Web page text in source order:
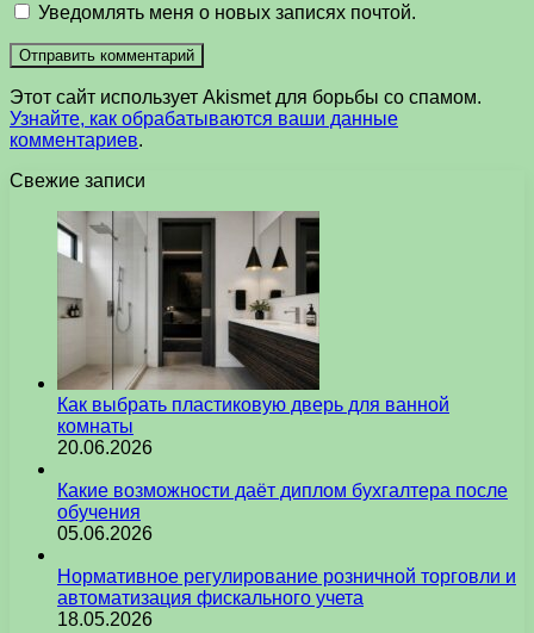
Уведомлять меня о новых записях почтой.
Этот сайт использует Akismet для борьбы со спамом.
Узнайте, как обрабатываются ваши данные
комментариев.
Свежие записи
Как выбрать пластиковую дверь для ванной
комнаты
20.06.2026
Какие возможности даёт диплом бухгалтера после
обучения
05.06.2026
Нормативное регулирование розничной торговли и
автоматизация фискального учета
18.05.2026